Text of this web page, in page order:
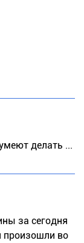
делать ...
за сегодня
произошли во